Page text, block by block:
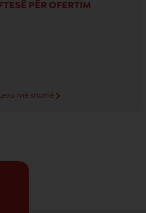
FTESË PËR OFERTIM
Lexo më shumë